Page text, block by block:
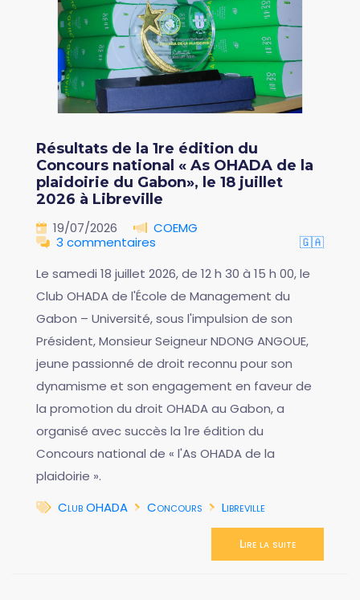
Résultats de la 1re édition du
Concours national « As OHADA de la
plaidoirie du Gabon», le 18 juillet
2026 à Libreville
19/07/2026
COEMG
3 commentaires
🇬🇦
Le samedi 18 juillet 2026, de 12 h 30 à 15 h 00, le
Club OHADA de l'École de Management du
Gabon – Université, sous l'impulsion de son
Président, Monsieur Seigneur NDONG ANGOUE,
jeune passionné de droit reconnu pour son
dynamisme et son engagement en faveur de
la promotion du droit OHADA au Gabon, a
organisé avec succès la 1re édition du
Concours national de « l'As OHADA de la
plaidoirie ».
Club OHADA
Concours Libreville
Lire la suite